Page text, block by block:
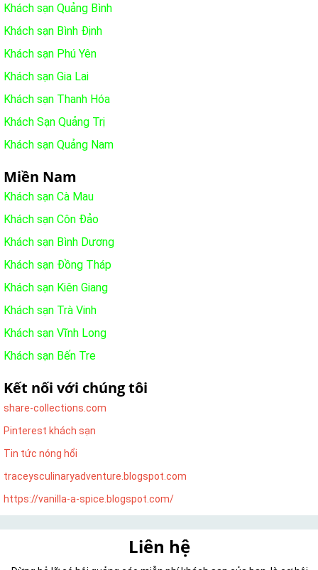
Khách sạn Quảng Bình
Khách sạn Bình Định
Khách sạn Phú Yên
Khách sạn Gia Lai
Khách sạn Thanh Hóa
Khách Sạn Quảng Trị
Khách sạn Quảng Nam
Miền Nam
Khách sạn Cà Mau
Khách sạn Côn Đảo
Khách sạn Bình Dương
Khách sạn Đồng Tháp
Khách sạn Kiên Giang
Khách sạn Trà Vinh
Khách sạn Vĩnh Long
Khách sạn Bến Tre
Kết nối với chúng tôi
share-collections.com
Pinterest khách sạn
Tin tức nóng hổi
traceysculinaryadventure.blogspot.com
https://vanilla-a-spice.blogspot.com/
Liên hệ